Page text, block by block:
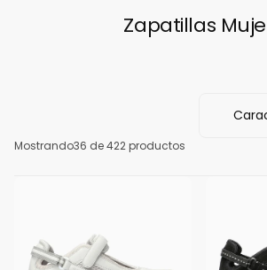
Zapatillas
Mostrando36 de 422 productos